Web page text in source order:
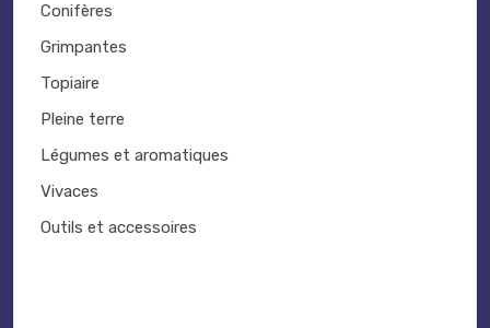
Conifères
Grimpantes
Topiaire
Pleine terre
Légumes et aromatiques
Vivaces
Outils et accessoires